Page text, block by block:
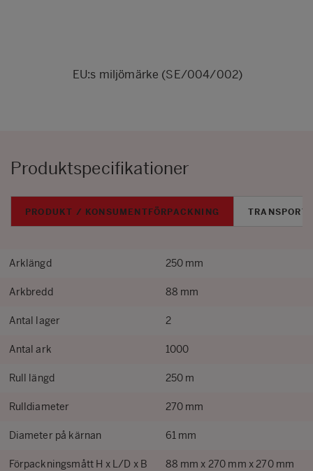
EU:s miljömärke (SE/004/002)
Produktspecifikationer
PRODUKT / KONSUMENTFÖRPACKNING
Arklängd 250 mm
Arkbredd 88 mm
Antal lager 2
Antal ark 1000
Rull längd 250 m
Rulldiameter 270 mm
Diameter på kärnan 61 mm
Förpackningsmått H x L/D x B 88 mm x 270 mm x 270 mm